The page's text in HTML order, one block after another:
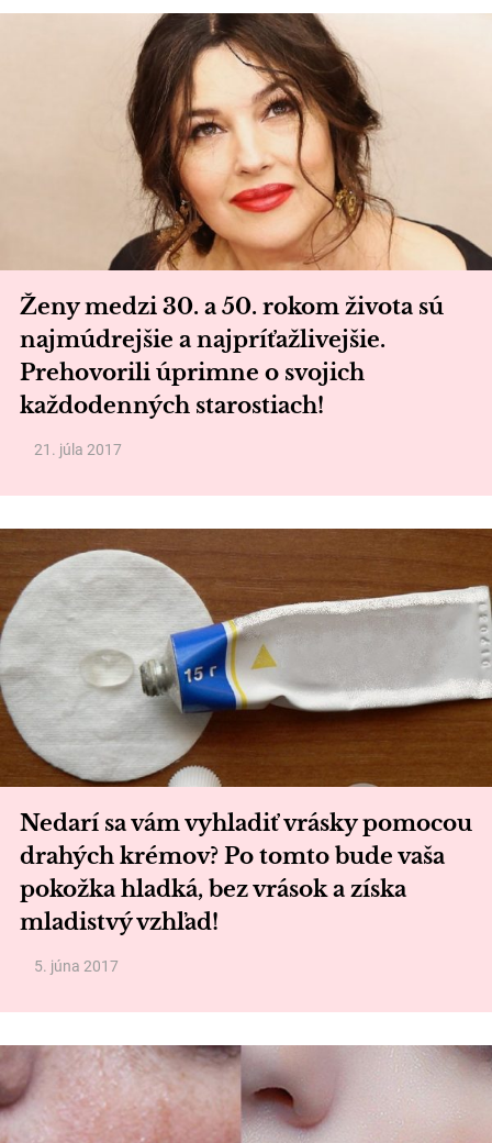
Ženy medzi 30. a 50. rokom života sú
najmúdrejšie a najpríťažlivejšie.
Prehovorili úprimne o svojich
každodenných starostiach!
21. júla 2017
Nedarí sa vám vyhladiť vrásky pomocou
drahých krémov? Po tomto bude vaša
pokožka hladká, bez vrások a získa
mladistvý vzhľad!
5. júna 2017